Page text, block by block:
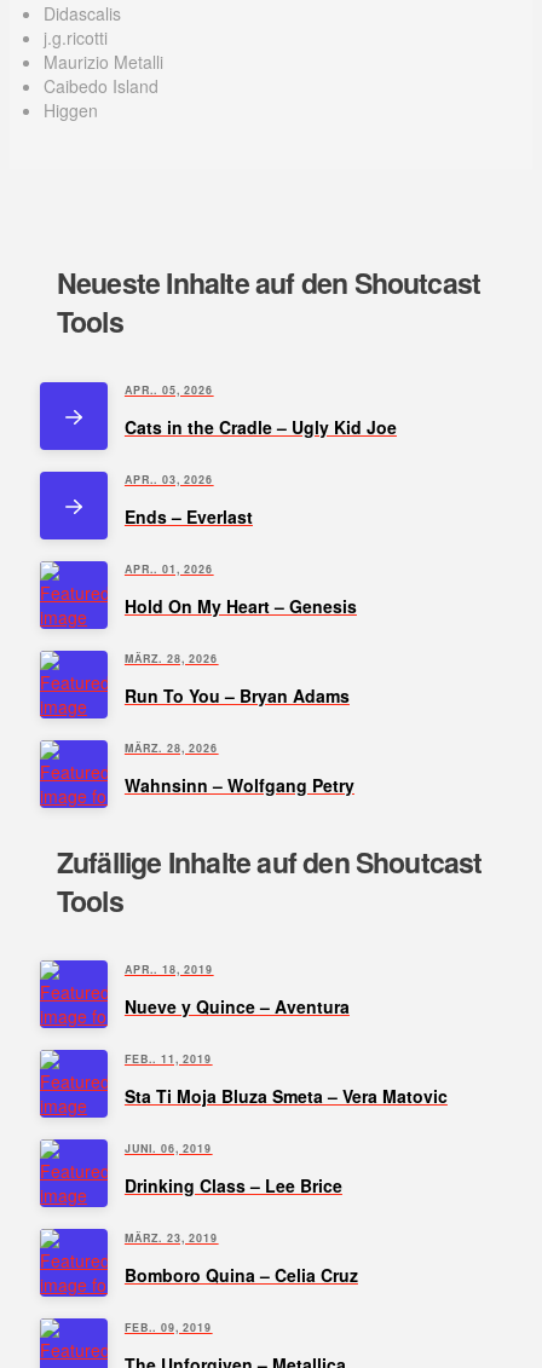
Didascalis
j.g.ricotti
Maurizio Metalli
Caibedo Island
Higgen
Neueste Inhalte auf den Shoutcast
Tools
APR.. 05, 2026
Cats in the Cradle – Ugly Kid Joe
APR.. 03, 2026
Ends – Everlast
APR.. 01, 2026
Hold On My Heart – Genesis
MÄRZ. 28, 2026
Run To You – Bryan Adams
MÄRZ. 28, 2026
Wahnsinn – Wolfgang Petry
Zufällige Inhalte auf den Shoutcast
Tools
APR.. 18, 2019
Nueve y Quince – Aventura
FEB.. 11, 2019
Sta Ti Moja Bluza Smeta – Vera Matovic
JUNI. 06, 2019
Drinking Class – Lee Brice
MÄRZ. 23, 2019
Bomboro Quina – Celia Cruz
FEB.. 09, 2019